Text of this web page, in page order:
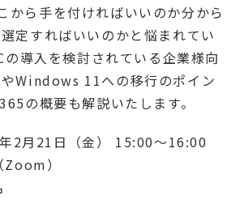
から手を付ければいいのか分から
定すればいいのかと悩まれてい
の導入を検討されている企業様向
Windows 11への移行のポイン
の概要も解説いたします。
2月21日（金） 15:00～16:00
）